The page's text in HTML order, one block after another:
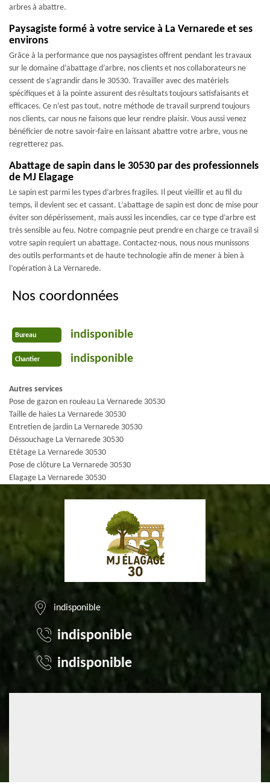
arbres à abattre.
Paysagiste formé à votre service à La Vernarede et ses
environs
Grâce à la performance que nos paysagistes offrent pendant les travaux
sur le domaine d’abattage d’arbre, nos clients et nos collaborateurs ne
cessent de s’agrandir dans le 30530. Travailler avec des matériels
spécifiques et à la pointe assurent des résultats toujours satisfaisants et
efficaces. Ce n’est pas tout, notre méthode de travail surprend toujours
nos clients, car nous ne faisons que leur rendre plaisir. Vous aussi venez
bénéficier de notre savoir-faire en laissant abattre votre arbre, vous ne
regretterez pas.
Abattage de sapin dans le 30530 par des professionnels
de MJ Elagage
Le sapin est parmi les types d’arbres fragiles. Il peut vieillir et au fil du
temps, il devient sec et cassant. L’abattage de sapin est donc de mise pour
éviter son dépérissement, mais aussi les incendies, car ce type d’arbre est
très sensible au feu. Notre compagnie peut prendre en charge ce travail si
votre sapin requiert un abattage. Contactez-nous, nous nous munissons
des outils performants et de haute technologie afin de mener à bien à
l’opération à La Vernarede.
Nos coordonnées
Bureau indisponible
Chantier indisponible
Autres services
Pose de gazon en rouleau La Vernarede 30530
Taille de haies La Vernarede 30530
Entretien de jardin La Vernarede 30530
Déssouchage La Vernarede 30530
Etêtage La Vernarede 30530
Pose de clôture La Vernarede 30530
Elagage La Vernarede 30530
indisponible
indisponible
indisponible